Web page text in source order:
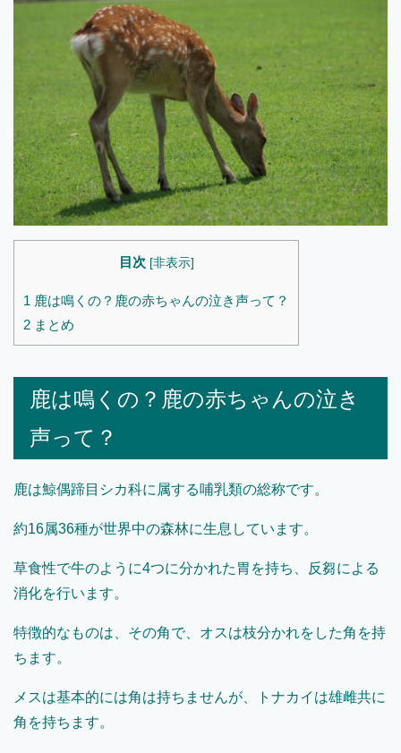
目次 [非表示]
1 鹿は鳴くの？鹿の赤ちゃんの泣き声って？
2 まとめ
鹿は鳴くの？鹿の赤ちゃんの泣き
声って？
鹿は鯨偶蹄目シカ科に属する哺乳類の総称です。
約16属36種が世界中の森林に生息しています。
草食性で牛のように4つに分かれた胃を持ち、反芻による
消化を行います。
特徴的なものは、その角で、オスは枝分かれをした角を持
ちます。
メスは基本的には角は持ちませんが、トナカイは雄雌共に
角を持ちます。